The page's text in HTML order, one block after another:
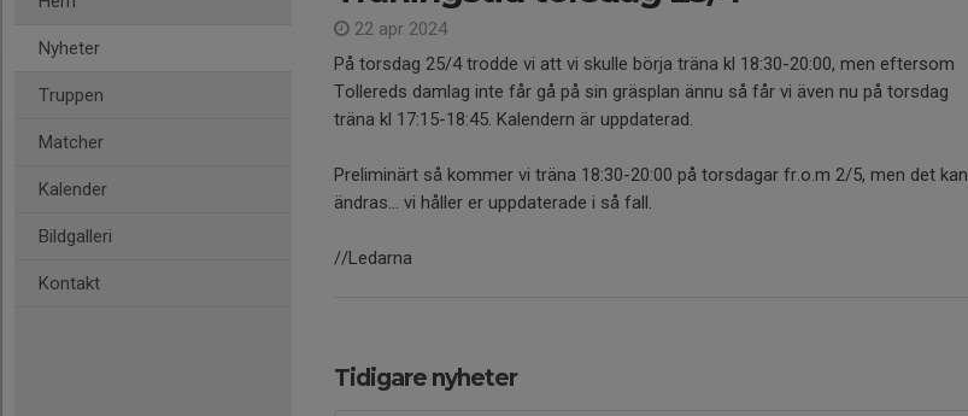
Nyheter
Truppen
Matcher
Kalender
Bildgalleri
Kontakt
22 apr 2024
På torsdag 25/4 trodde vi att vi skulle börja träna kl 18:30-20:00, men eftersom
Tollereds damlag inte får gå på sin gräsplan ännu så får vi även nu på torsdag
träna kl 17:15-18:45. Kalendern är uppdaterad.
Preliminärt så kommer vi träna 18:30-20:00 på torsdagar fr.o.m 2/5, men det kan
ändras... vi håller er uppdaterade i så fall.
//Ledarna
Tidigare nyheter